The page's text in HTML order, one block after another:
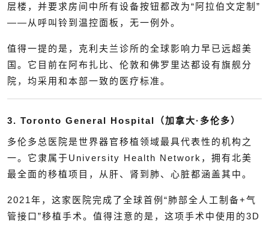
层楼，并要求房间中所有设备按钮都改为“阿拉伯文定制”
——从呼叫铃到温控面板，无一例外。
值得一提的是，克利夫兰诊所的全球影响力早已远超美
国。它目前在阿布扎比、伦敦和佛罗里达都设有旗舰分
院，均采用和本部一致的医疗标准。
3. Toronto General Hospital（加拿大·多伦多）
多伦多总医院是世界器官移植领域最具代表性的机构之
一。它隶属于University Health Network，拥有北美
最全面的移植项目，从肝、肾到肺、心脏都涵盖其中。
2021年，这家医院完成了全球首例“肺部全人工制备+气
管接口”移植手术。值得注意的是，这项手术中使用的3D